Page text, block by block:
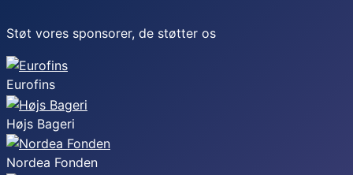
Støt vores sponsorer, de støtter os
Eurofins
Højs Bageri
Nordea Fonden